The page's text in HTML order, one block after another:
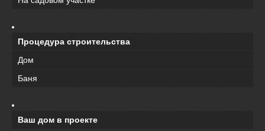
Процедура строительства
Дом
Баня
Ваш дом в проекте